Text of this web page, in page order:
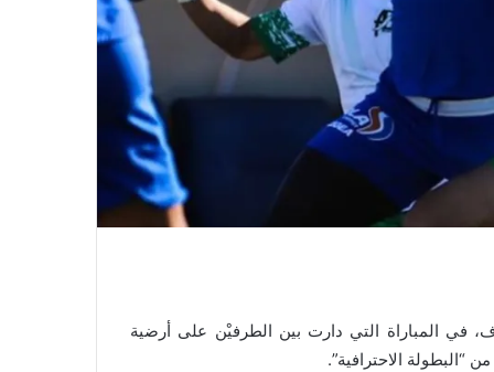
في المباراة التي دارت بين الطرفيْن على أرضية